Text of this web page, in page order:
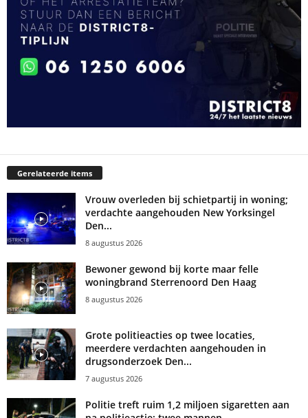
Gerelateerde items
Vrouw overleden bij schietpartij in woning;
verdachte aangehouden New Yorksingel
Den...
8 augustus 2026
Bewoner gewond bij korte maar felle
woningbrand Sterrenoord Den Haag
8 augustus 2026
Grote politieacties op twee locaties,
meerdere verdachten aangehouden in
drugsonderzoek Den...
7 augustus 2026
Politie treft ruim 1,2 miljoen sigaretten aan